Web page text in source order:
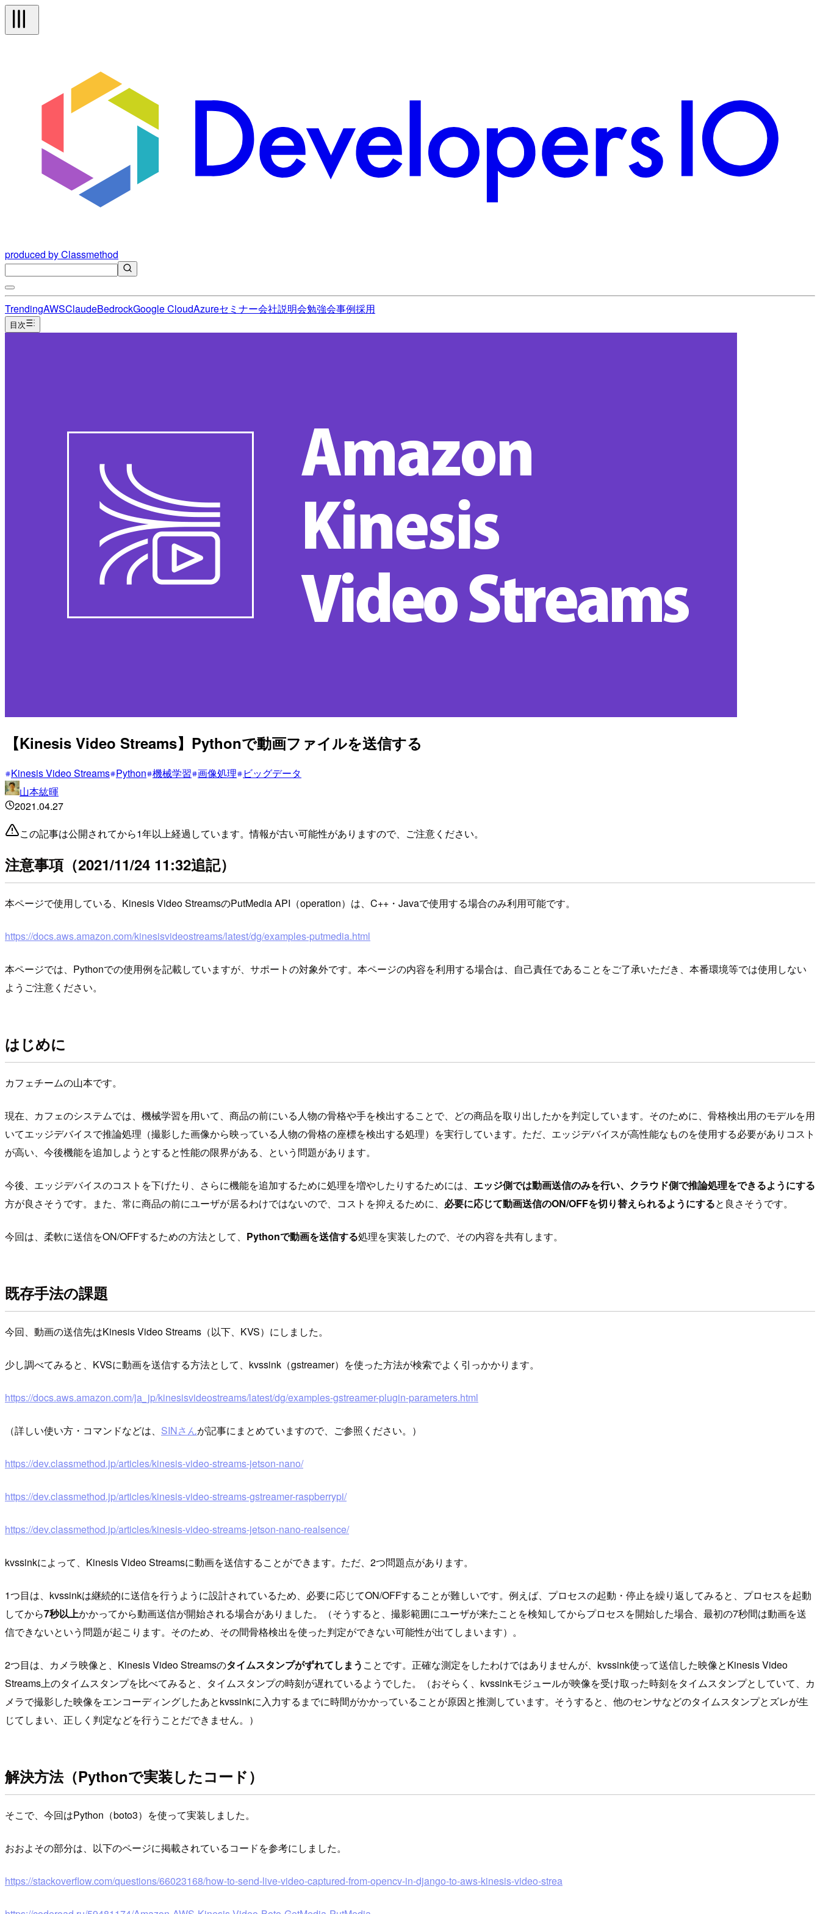
produced by Classmethod
TrendingAWSClaudeBedrockGoogle CloudAzureセミナー会社説明会勉強会事例採用
目次
【Kinesis Video Streams】Pythonで動画ファイルを送信する
Kinesis Video Streams Python 機械学習 画像処理
ビッグデータ
山本紘暉
2021.04.27
この記事は公開されてから1年以上経過しています。情報が古い可能性がありますので、ご注意ください。
注意事項（2021/11/24 11:32追記）
本ページで使用している、Kinesis Video StreamsのPutMedia API（operation）は、C++・Javaで使用する場合のみ利用可能です。
https://docs.aws.amazon.com/kinesisvideostreams/latest/dg/examples-putmedia.html
本ページでは、Pythonでの使用例を記載していますが、サポートの対象外です。本ページの内容を利用する場合は、自己責任であることをご了承いただき、本番環境等では使用しない
ようご注意ください。
はじめに
カフェチームの山本です。
現在、カフェのシステムでは、機械学習を用いて、商品の前にいる人物の骨格や手を検出することで、どの商品を取り出したかを判定しています。そのために、骨格検出用のモデルを用
いてエッジデバイスで推論処理（撮影した画像から映っている人物の骨格の座標を検出する処理）を実行しています。ただ、エッジデバイスが高性能なものを使用する必要がありコスト
が高い、今後機能を追加しようとすると性能の限界がある、という問題があります。
今後、エッジデバイスのコストを下げたり、さらに機能を追加するために処理を増やしたりするためには、 エッジ側では動画送信のみを行い、クラウド側で推論処理をできるようにする
方が良さそうです。また、常に商品の前にユーザが居るわけではないので、コストを抑えるために、 必要に応じて動画送信のON/OFFを切り替えられるようにすると良さそうです。
今回は、柔軟に送信をON/OFFするための方法として、 Pythonで動画を送信する処理を実装したので、その内容を共有します。
既存手法の課題
今回、動画の送信先はKinesis Video Streams（以下、KVS）にしました。
少し調べてみると、KVSに動画を送信する方法として、kvssink（gstreamer）を使った方法が検索でよく引っかかります。
https://docs.aws.amazon.com/ja_jp/kinesisvideostreams/latest/dg/examples-gstreamer-plugin-parameters.html
（詳しい使い方・コマンドなどは、 SINさんが記事にまとめていますので、ご参照ください。）
https://dev.classmethod.jp/articles/kinesis-video-streams-jetson-nano/
https://dev.classmethod.jp/articles/kinesis-video-streams-gstreamer-raspberrypi/
https://dev.classmethod.jp/articles/kinesis-video-streams-jetson-nano-realsence/
kvssinkによって、Kinesis Video Streamsに動画を送信することができます。ただ、2つ問題点があります。
1つ目は、kvssinkは継続的に送信を行うように設計されているため、必要に応じてON/OFFすることが難しいです。例えば、プロセスの起動・停止を繰り返してみると、プロセスを起動
してから7秒以上かかってから動画送信が開始される場合がありました。（そうすると、撮影範囲にユーザが来たことを検知してからプロセスを開始した場合、最初の7秒間は動画を送
信できないという問題が起こります。そのため、その間骨格検出を使った判定ができない可能性が出てしまいます）。
2つ目は、カメラ映像と、Kinesis Video Streamsのタイムスタンプがずれてしまう ことです。正確な測定をしたわけではありませんが、kvssink使って送信した映像とKinesis Video
Streams上のタイムスタンプを比べてみると、タイムスタンプの時刻が遅れているようでした。（おそらく、kvssinkモジュールが映像を受け取った時刻をタイムスタンプとしていて、カ
メラで撮影した映像をエンコーディングしたあとkvssinkに入力するまでに時間がかかっていることが原因と推測しています。そうすると、他のセンサなどのタイムスタンプとズレが生
じてしまい、正しく判定などを行うことだできません。）
解決方法（Pythonで実装したコード）
そこで、今回はPython（boto3）を使って実装しました。
おおよその部分は、以下のページに掲載されているコードを参考にしました。
https://stackoverflow.com/questions/66023168/how-to-send-live-video-captured-from-opencv-in-django-to-aws-kinesis-video-strea